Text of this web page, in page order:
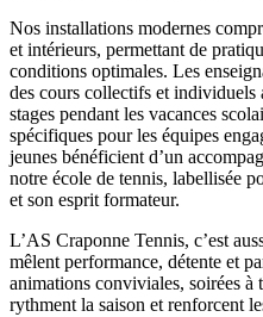
Nos installations modernes
et intérieurs, permettant de
conditions optimales. Les
des cours collectifs et individuels
stages pendant les vacances
spécifiques pour les équipes
jeunes bénéficient d’un
notre école de tennis, labellisée
et son esprit formateur.
L’AS Craponne Tennis, c’est
mêlent performance, détente et
animations conviviales, soirées à
rythment la saison et renforcent